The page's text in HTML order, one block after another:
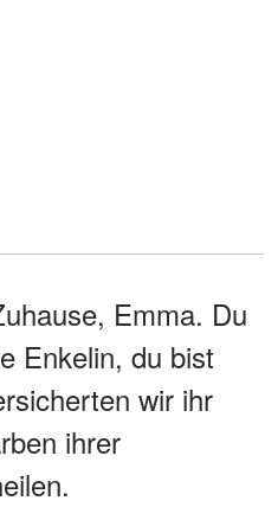
Emma. Du
Enkelin, du bist
wir ihr
ihrer